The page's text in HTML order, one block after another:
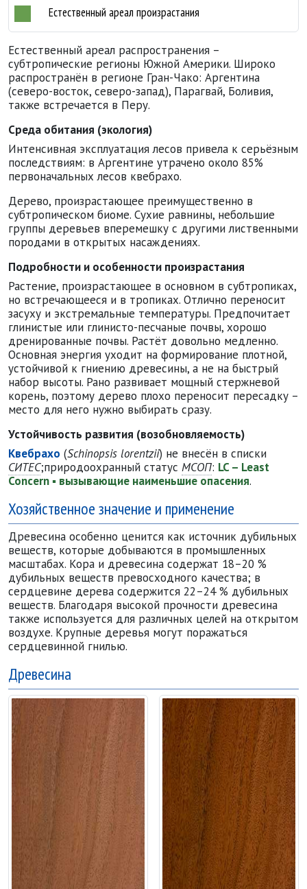
Естественный ареал произрастания
Естественный ареал распространения –
субтропические регионы Южной Америки. Широко
распространён в регионе Гран-Чако: Аргентина
(северо-восток, северо-запад), Парагвай, Боливия,
также встречается в Перу.
Среда обитания (экология)
Интенсивная эксплуатация лесов привела к серьёзным
последствиям: в Аргентине утрачено около 85%
первоначальных лесов квебрахо.
Дерево, произрастающее преимущественно в
субтропическом биоме. Сухие равнины, небольшие
группы деревьев вперемешку с другими лиственными
породами в открытых насаждениях.
Подробности и особенности произрастания
Растение, произрастающее в основном в субтропиках,
но встречающееся и в тропиках. Отлично переносит
засуху и экстремальные температуры. Предпочитает
глинистые или глинисто-песчаные почвы, хорошо
дренированные почвы. Растёт довольно медленно.
Основная энергия уходит на формирование плотной,
устойчивой к гниению древесины, а не на быстрый
набор высоты. Рано развивает мощный стержневой
корень, поэтому дерево плохо переносит пересадку –
место для него нужно выбирать сразу.
Устойчивость развития (возобновляемость)
Квебрахо (Schinopsis lorentzii) не внесён в списки
СИТЕС;природоохранный статус МСОП: LC – Least
Concern ▪ вызывающие наименьшие опасения.
Хозяйственное значение и применение
Древесина особенно ценится как источник дубильных
веществ, которые добываются в промышленных
масштабах. Кора и древесина содержат 18–20 %
дубильных веществ превосходного качества; в
сердцевине дерева содержится 22–24 % дубильных
веществ. Благодаря высокой прочности древесина
также используется для различных целей на открытом
воздухе. Крупные деревья могут поражаться
сердцевинной гнилью.
Древесина